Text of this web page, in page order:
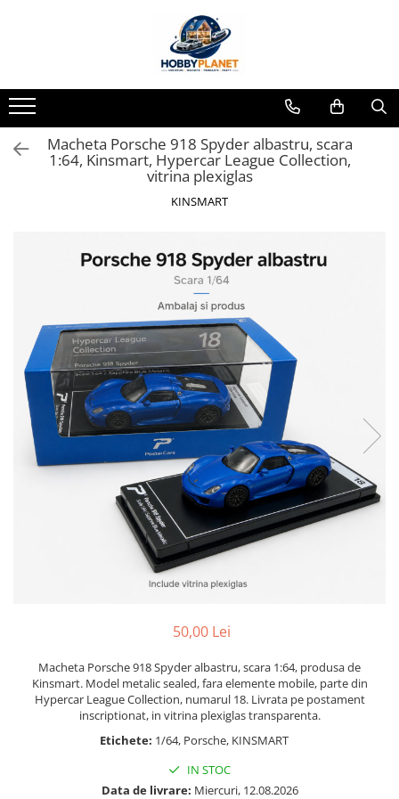
MINIATURI CASUTE PAPUSI
Accesorii miniaturale
Accesorii miniaturale diverse
Baie si toaleta
Obiecte casnice miniaturale
Textile si lenjerii miniaturale
Vesela si servire miniaturi
Mobilier miniatural
Baie miniaturala
Bucatarie miniatura
Dormitor miniatural
Exterior miniatural
Living miniatural
Seturi mobilier miniatural
Materiale miniaturale si DIY
Accesorii DIY miniaturale
Materiale constructie miniaturale
Decor interior miniatural
Plante si Flori miniaturale
Miniaturi alimentare
Bauturi miniaturale
Figurine miniaturale
Macheta Porsche 918 Spyder albastru, scara
1:64, Kinsmart, Hypercar League Collection,
vitrina plexiglas
KINSMART
50,00 Lei
Macheta Porsche 918 Spyder albastru, scara 1:64, produsa de
Kinsmart. Model metalic sealed, fara elemente mobile, parte din
Hypercar League Collection, numarul 18. Livrata pe postament
inscriptionat, in vitrina plexiglas transparenta.
Etichete: 1/64, Porsche, KINSMART
IN STOC
Data de livrare: Miercuri, 12.08.2026